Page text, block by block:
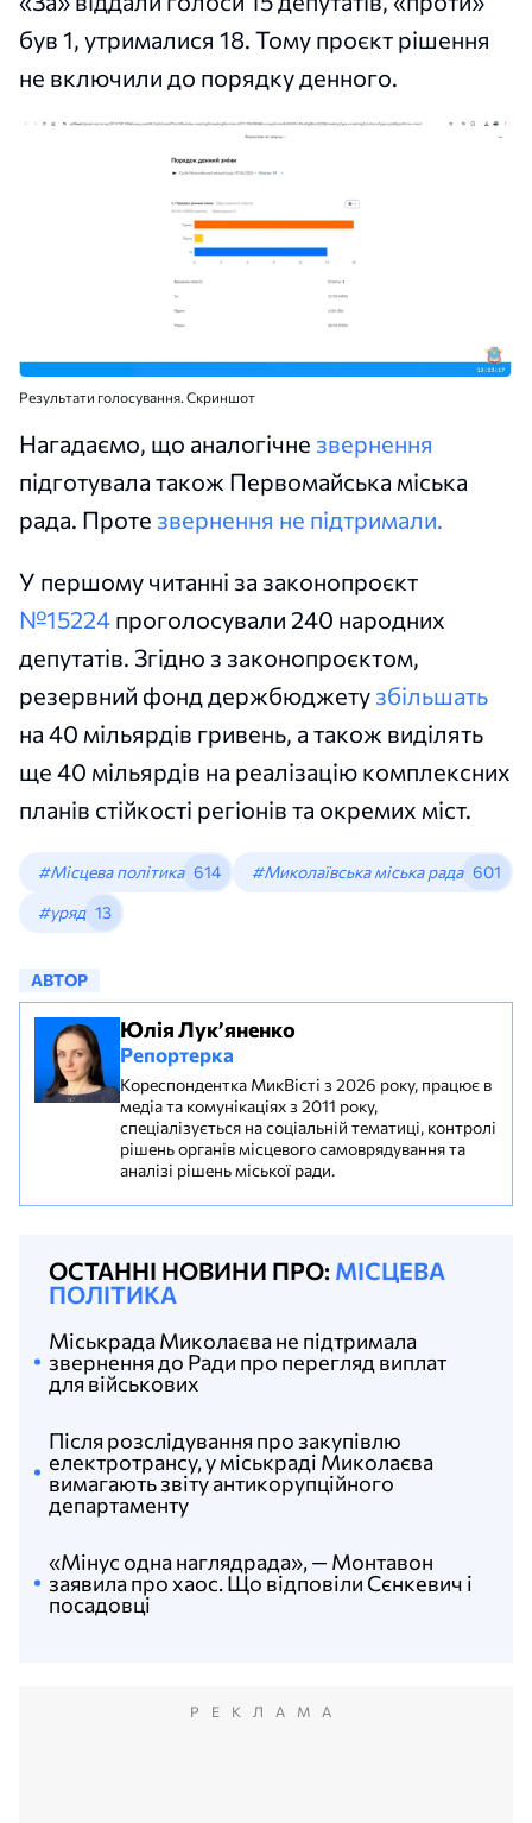
був 1, утрималися 18. Тому проєкт рішення
не включили до порядку денного.
Результати голосування. Скриншот
Нагадаємо, що аналогічне звернення
підготувала також Первомайська міська
рада. Проте звернення не підтримали.
У першому читанні за законопроєкт
№15224 проголосували 240 народних
депутатів. Згідно з законопроєктом,
резервний фонд держбюджету збільшать
на 40 мільярдів гривень, а також виділять
ще 40 мільярдів на реалізацію комплексних
планів стійкості регіонів та окремих міст.
#Місцева політика 614 #Миколаївська міська рада 601
#уряд 13
АВТОР
Юлія Лук’яненко
Репортерка
Кореспондентка МикВісті з 2026 року, працює в
медіа та комунікаціях з 2011 року,
спеціалізується на соціальній тематиці, контролі
рішень органів місцевого самоврядування та
аналізі рішень міської ради.
ОСТАННІ НОВИНИ ПРО: МІСЦЕВА
ПОЛІТИКА
«Мінус одна наглядрада», — Монтавон
заявила про хаос. Що відповіли Сєнкевич і
посадовці
Після розслідування про закупівлю
електротрансу, у міськраді Миколаєва
вимагають звіту антикорупційного
департаменту
Міськрада Миколаєва не підтримала
звернення до Ради про перегляд виплат
для військових
РЕКЛАМА